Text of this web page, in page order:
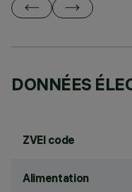
DONNÉES
ZVEI code
Alimentation